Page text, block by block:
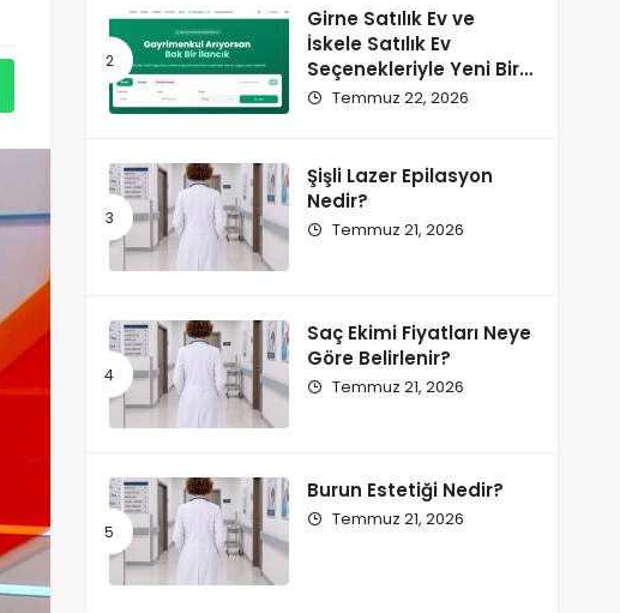
Girne Satılık Ev ve
İskele Satılık Ev
Seçenekleriyle Yeni Bir
Başlangıç
Temmuz 22, 2026
Şişli Lazer Epilasyon
Nedir?
Temmuz 21, 2026
Saç Ekimi Fiyatları Neye
Göre Belirlenir?
Temmuz 21, 2026
Burun Estetiği Nedir?
Temmuz 21, 2026